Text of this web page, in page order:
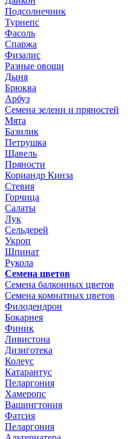
Подсолнечник
Турнепс
Фасоль
Спаржа
Физалис
Разные овощи
Дыня
Брюква
Арбуз
Семена зелени и пряностей
Мята
Базилик
Петрушка
Щавель
Пряности
Кориандр Кинза
Стевия
Горчица
Салаты
Лук
Сельдерей
Укроп
Шпинат
Рукола
Семена цветов
Семена балконных цветов
Семена комнатных цветов
Филодендрон
Бокарнея
Финик
Ливистона
Дизиготека
Колеус
Катарантус
Пеларгония
Хамеропс
Вашингтония
Фатсия
Пеларгония